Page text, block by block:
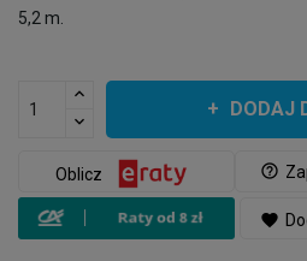
5,2 m.
DODAJ
help_outline
Oblicz
favorite